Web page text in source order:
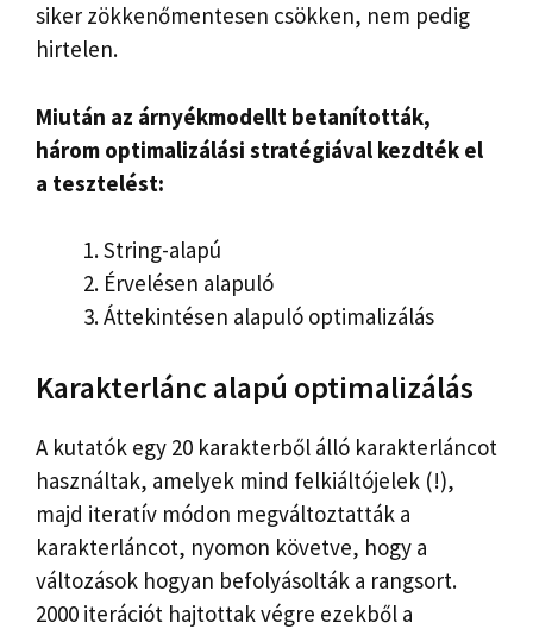
siker zökkenőmentesen csökken, nem pedig
hirtelen.
Miután az árnyékmodellt betanították,
három optimalizálási stratégiával kezdték el
a tesztelést:
String-alapú
Érvelésen alapuló
Áttekintésen alapuló optimalizálás
Karakterlánc alapú optimalizálás
A kutatók egy 20 karakterből álló karakterláncot
használtak, amelyek mind felkiáltójelek (!),
majd iteratív módon megváltoztatták a
karakterláncot, nyomon követve, hogy a
változások hogyan befolyásolták a rangsort.
2000 iterációt hajtottak végre ezekből a